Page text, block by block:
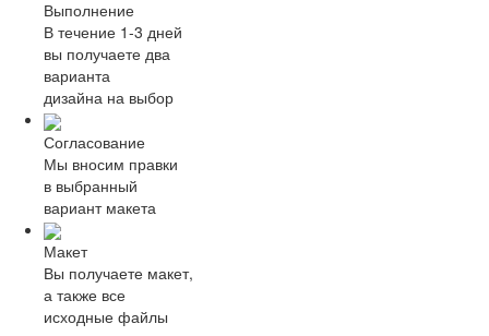
Выполнение
В течение 1-3 дней
вы получаете два
варианта
дизайна на выбор
Согласование
Мы вносим правки
в выбранный
вариант макета
Макет
Вы получаете макет,
а также все
исходные файлы